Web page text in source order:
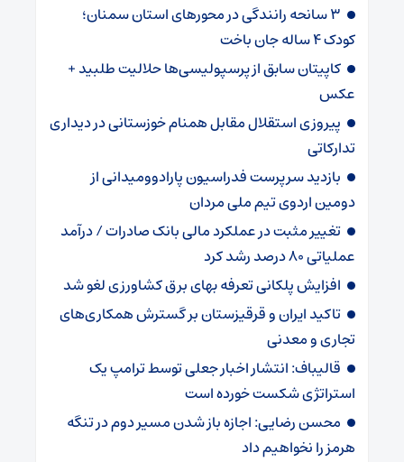
۳ سانحه رانندگی در محورهای استان سمنان؛
کودک ۴ ساله جان باخت
کاپیتان سابق از پرسپولیسی‌ها حلالیت طلبید +
عکس
پیروزی استقلال مقابل همنام خوزستانی در دیداری
تدارکاتی
بازدید سرپرست فدراسیون پارادوومیدانی از
دومین اردوی تیم ملی مردان
تغییر مثبت در عملکرد مالی بانک صادرات / درآمد
عملیاتی ۸۰ درصد رشد کرد
افزایش پلکانی تعرفه بهای برق کشاورزی لغو شد
تاکید ایران و قرقیزستان بر گسترش همکاری‌های
تجاری و معدنی
قالیباف: انتشار اخبار جعلی توسط ترامپ یک
استراتژی شکست خورده است
محسن رضایی: اجازه باز شدن مسیر دوم در تنگه
هرمز را نخواهیم داد